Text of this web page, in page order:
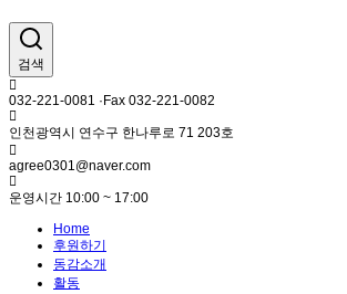
검색
032-221-0081 ·Fax 032-221-0082
인천광역시 연수구 한나루로 71 203호
agree0301@naver.com
운영시간 10:00 ~ 17:00
Home
후원하기
동감소개
활동